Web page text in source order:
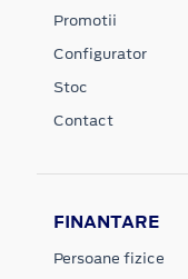
Promotii
Configurator
Stoc
Contact
FINANTARE
Persoane fizice